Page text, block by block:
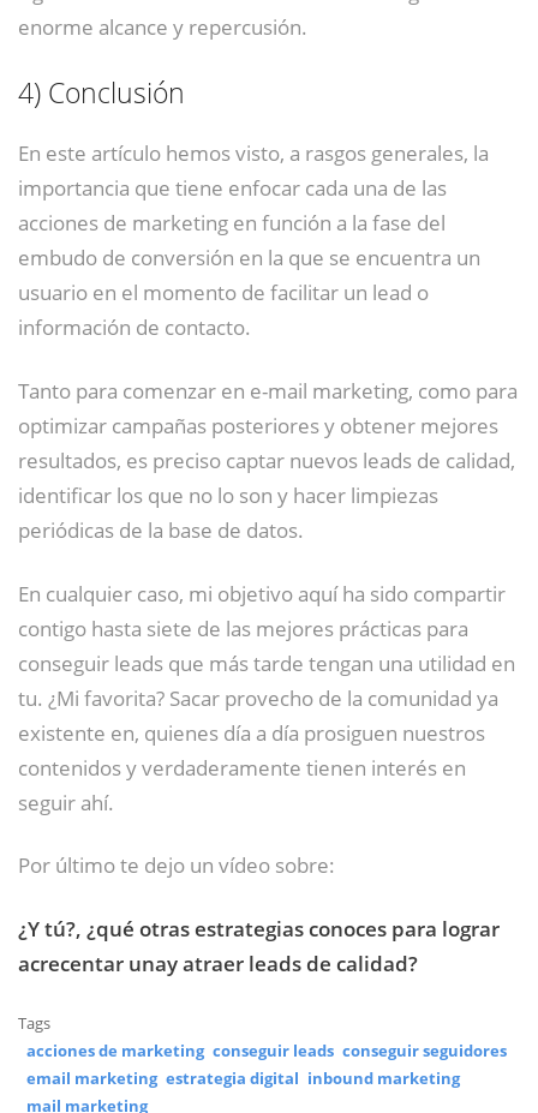
enorme alcance y repercusión.
4) Conclusión
En este artículo hemos visto, a rasgos generales, la
importancia que tiene enfocar cada una de las
acciones de marketing en función a la fase del
embudo de conversión en la que se encuentra un
usuario en el momento de facilitar un lead o
información de contacto.
Tanto para comenzar en e-mail marketing, como para
optimizar campañas posteriores y obtener mejores
resultados, es preciso captar nuevos leads de calidad,
identificar los que no lo son y hacer limpiezas
periódicas de la base de datos.
En cualquier caso, mi objetivo aquí ha sido compartir
contigo hasta siete de las mejores prácticas para
conseguir leads que más tarde tengan una utilidad en
tu. ¿Mi favorita? Sacar provecho de la comunidad ya
existente en, quienes día a día prosiguen nuestros
contenidos y verdaderamente tienen interés en
seguir ahí.
Por último te dejo un vídeo sobre:
¿Y tú?, ¿qué otras estrategias conoces para lograr
acrecentar unay atraer leads de calidad?
Tags
acciones de marketing conseguir leads conseguir seguidores
email marketing estrategia digital inbound marketing
mail marketing